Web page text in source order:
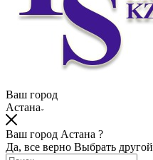
Ваш город
Астана
Ваш город Астана ?
Да, все верно Выбрать другой